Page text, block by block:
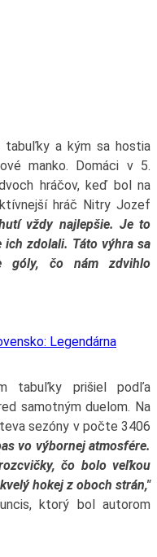
tabuľky a kým sa hostia
manko. Domáci v 5.
hráčov, keď bol na
hráč Nitry Jozef
vždy najlepšie. Je to
ich zdolali. Táto výhra sa
góly, čo nám zdvihlo
Legendárna
tabuľky prišiel podľa
samotným duelom. Na
sezóny v počte 3406
vo výbornej atmosfére.
čo bolo veľkou
hokej z oboch strán,"
ktorý bol autorom